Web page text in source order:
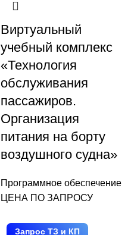
Виртуальный
учебный комплекс
«Технология
обслуживания
пассажиров.
Организация
питания на борту
воздушного судна»
Программное обеспечение
ЦЕНА ПО ЗАПРОСУ
Запрос ТЗ и КП